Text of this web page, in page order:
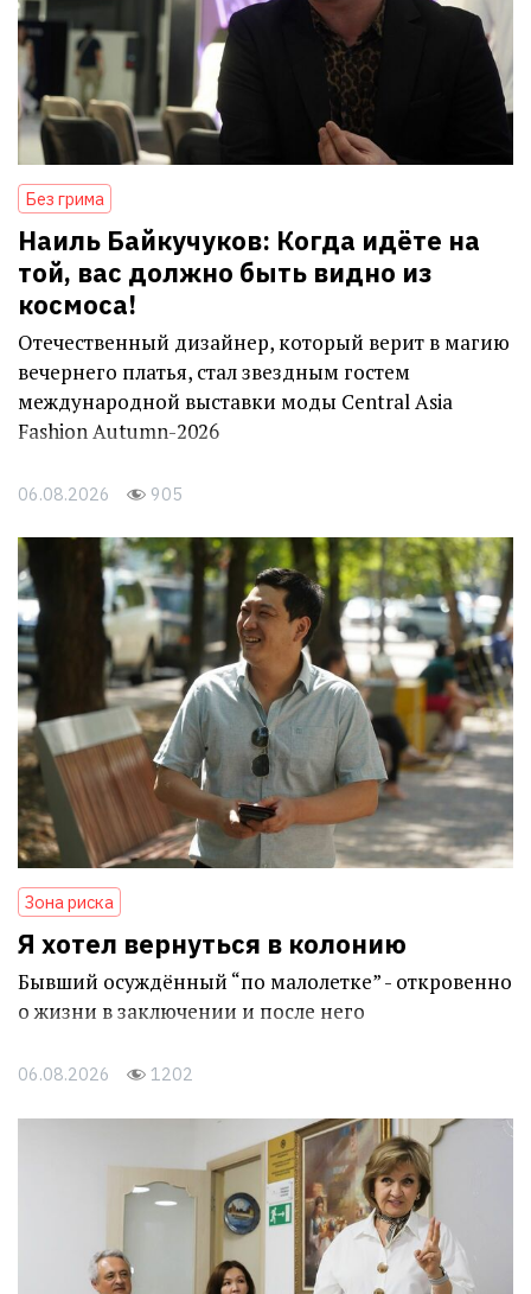
Без грима
Наиль Байкучуков: Когда идёте на
той, вас должно быть видно из
космоса!
Отечественный дизайнер, который верит в магию
вечернего платья, стал звездным гостем
международной выставки моды Central Asia
Fashion Autumn-2026
06.08.2026 905
Зона риска
Я хотел вернуться в колонию
Бывший осуждённый “по малолетке” - откровенно
о жизни в заключении и после него
06.08.2026 1202